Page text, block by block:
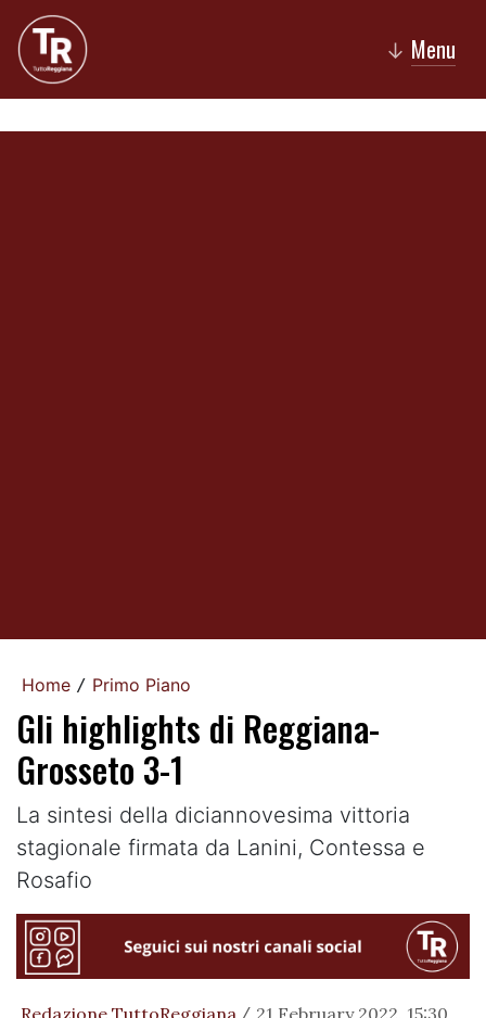
↓ Menu
Home / Primo Piano
Gli highlights di Reggiana-
Grosseto 3-1
La sintesi della diciannovesima vittoria
stagionale firmata da Lanini, Contessa e
Rosafio